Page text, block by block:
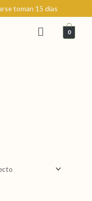
toman 15 días
Menú 0